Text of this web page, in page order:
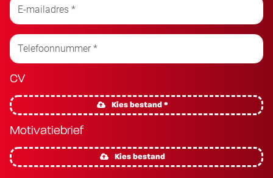
CV
Kies bestand *
Motivatiebrief
Kies bestand